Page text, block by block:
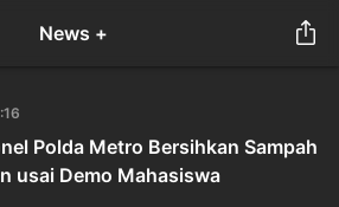
News +
Polda Metro Bersihkan Sampah
usai Demo Mahasiswa